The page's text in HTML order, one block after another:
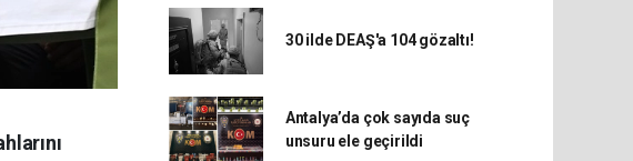
30 ilde DEAŞ'a 104 gözaltı!
Antalya’da çok sayıda suç
unsuru ele geçirildi